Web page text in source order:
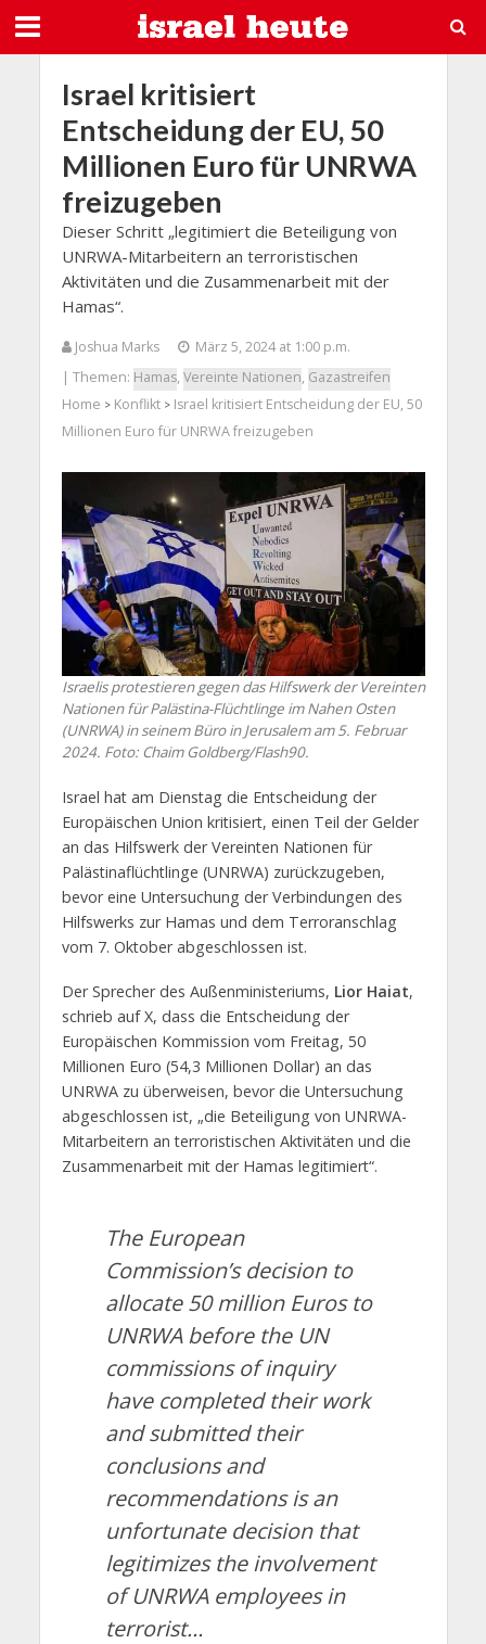
Israel kritisiert
Entscheidung der EU, 50
Millionen Euro für UNRWA
freizugeben
Dieser Schritt „legitimiert die Beteiligung von
UNRWA-Mitarbeitern an terroristischen
Aktivitäten und die Zusammenarbeit mit der
Hamas“.
Joshua Marks
März 5, 2024 at 1:00 p.m.
| Themen: Hamas, Vereinte Nationen, Gazastreifen
Home > Konflikt> Israel kritisiert Entscheidung der EU, 50
Millionen Euro für UNRWA freizugeben
Israelis protestieren gegen das Hilfswerk der Vereinten
Nationen für Palästina-Flüchtlinge im Nahen Osten
(UNRWA) in seinem Büro in Jerusalem am 5. Februar
2024. Foto: Chaim Goldberg/Flash90.
Israel hat am Dienstag die Entscheidung der
Europäischen Union kritisiert, einen Teil der Gelder
an das Hilfswerk der Vereinten Nationen für
Palästinaflüchtlinge (UNRWA) zurückzugeben,
bevor eine Untersuchung der Verbindungen des
Hilfswerks zur Hamas und dem Terroranschlag
vom 7. Oktober abgeschlossen ist.
Der Sprecher des Außenministeriums, Lior Haiat,
schrieb auf X, dass die Entscheidung der
Europäischen Kommission vom Freitag, 50
Millionen Euro (54,3 Millionen Dollar) an das
UNRWA zu überweisen, bevor die Untersuchung
abgeschlossen ist, „die Beteiligung von UNRWA-
Mitarbeitern an terroristischen Aktivitäten und die
Zusammenarbeit mit der Hamas legitimiert“.
The European
Commission’s decision to
allocate 50 million Euros to
UNRWA before the UN
commissions of inquiry
have completed their work
and submitted their
conclusions and
recommendations is an
unfortunate decision that
legitimizes the involvement
of UNRWA employees in
terrorist…